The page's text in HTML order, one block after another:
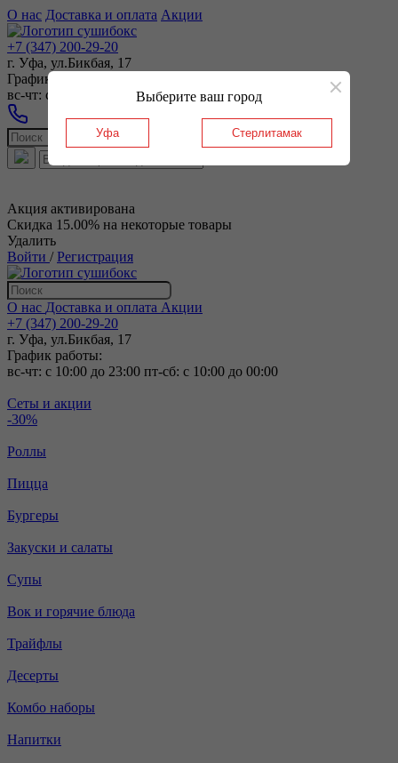
Выберите ваш город
Уфа Стерлитамак
О нас Доставка и оплата Акции
+7 (347) 200-29-20
г. Уфа, ул.Бикбая, 17
График работы:
вс-чт: c 10:00 до 23:00 пт-сб: c 10:00 до 00:00
Акция активирована
Скидка 15.00% на некоторые товары
Удалить
Войти /Регистрация
О нас Доставка и оплата Акции
+7 (347) 200-29-20
г. Уфа, ул.Бикбая, 17
График работы:
вс-чт: c 10:00 до 23:00 пт-сб: c 10:00 до 00:00
Сеты и акции
-30%
Роллы
Пицца
Бургеры
Закуски и салаты
Супы
Вок и горячие блюда
Трайфлы
Десерты
Комбо наборы
Напитки